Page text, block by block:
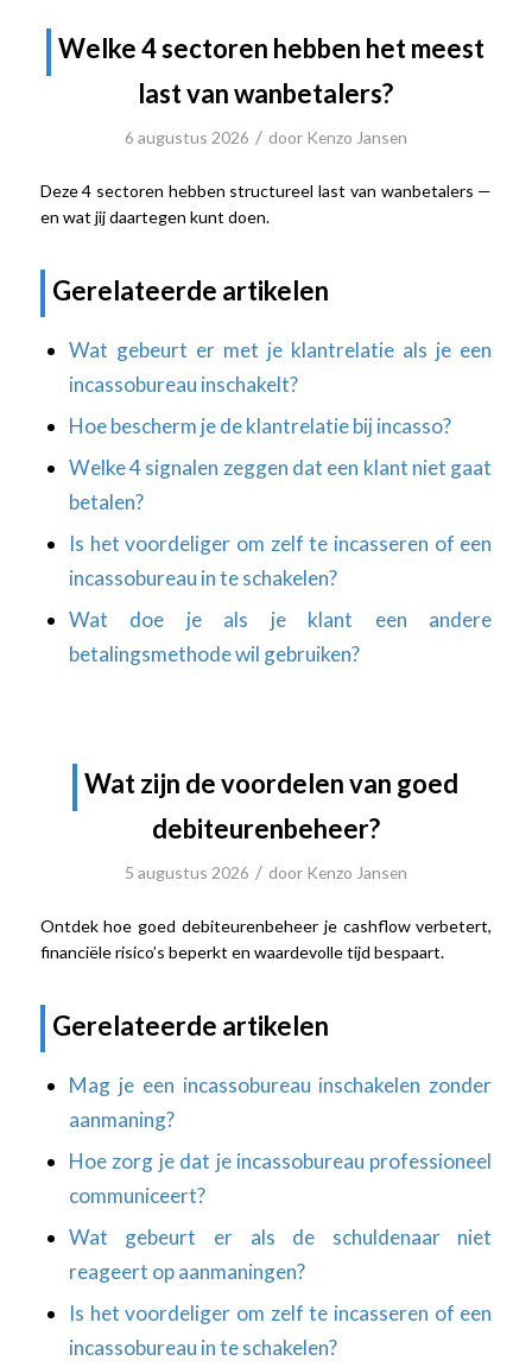
Welke 4 sectoren hebben het meest
last van wanbetalers?
6 augustus 2026 / door Kenzo Jansen
Deze 4 sectoren hebben structureel last van wanbetalers —
en wat jij daartegen kunt doen.
Gerelateerde artikelen
Wat gebeurt er met je klantrelatie als je een
incassobureau inschakelt?
Hoe bescherm je de klantrelatie bij incasso?
Welke 4 signalen zeggen dat een klant niet gaat
betalen?
Is het voordeliger om zelf te incasseren of een
incassobureau in te schakelen?
Wat doe je als je klant een andere
betalingsmethode wil gebruiken?
Wat zijn de voordelen van goed
debiteurenbeheer?
5 augustus 2026 / door Kenzo Jansen
Ontdek hoe goed debiteurenbeheer je cashflow verbetert,
financiële risico’s beperkt en waardevolle tijd bespaart.
Gerelateerde artikelen
Mag je een incassobureau inschakelen zonder
aanmaning?
Hoe zorg je dat je incassobureau professioneel
communiceert?
Wat gebeurt er als de schuldenaar niet
reageert op aanmaningen?
Is het voordeliger om zelf te incasseren of een
incassobureau in te schakelen?